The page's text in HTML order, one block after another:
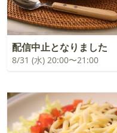
配信中止となりました
8/31 (水) 20:00〜21:00